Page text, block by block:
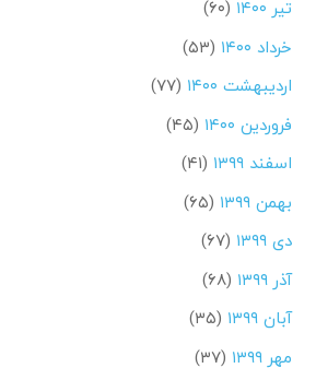
تیر ۱۴۰۰
(۶۰)
خرداد ۱۴۰۰
(۵۳)
اردیبهشت ۱۴۰۰
(۷۷)
فروردین ۱۴۰۰
(۴۵)
اسفند ۱۳۹۹
(۴۱)
بهمن ۱۳۹۹
(۶۵)
دی ۱۳۹۹
(۶۷)
آذر ۱۳۹۹
(۶۸)
آبان ۱۳۹۹
(۳۵)
مهر ۱۳۹۹
(۳۷)